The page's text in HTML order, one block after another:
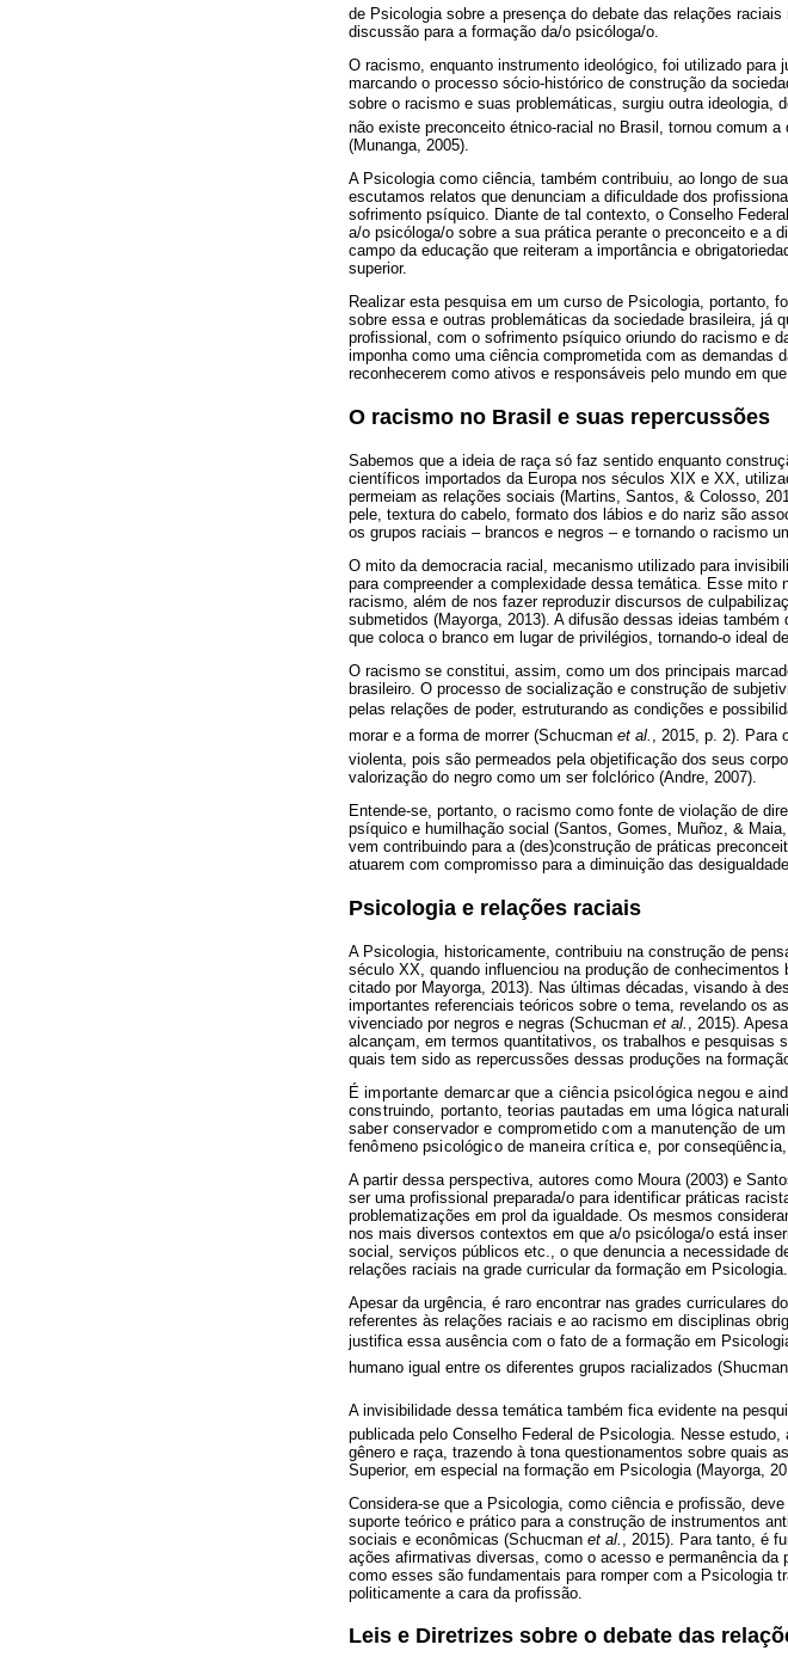
de Psicologia sobre a presença do debate das relações
discussão para a formação da/o psicóloga/o.
O racismo, enquanto instrumento ideológico, foi utilizado
marcando o processo sócio-histórico de construção da
sobre o racismo e suas problemáticas, surgiu outra ideologia,
não existe preconceito étnico-racial no Brasil, tornou comum
(Munanga, 2005).
A Psicologia como ciência, também contribuiu, ao longo de
escutamos relatos que denunciam a dificuldade dos
sofrimento psíquico. Diante de tal contexto, o Conselho
a/o psicóloga/o sobre a sua prática perante o preconceito e a
campo da educação que reiteram a importância e
superior.
Realizar esta pesquisa em um curso de Psicologia, portanto,
sobre essa e outras problemáticas da sociedade brasileira, já
profissional, com o sofrimento psíquico oriundo do racismo e
imponha como uma ciência comprometida com as demandas
reconhecerem como ativos e responsáveis pelo mundo em
O racismo no Brasil e suas repercussões
Sabemos que a ideia de raça só faz sentido enquanto
científicos importados da Europa nos séculos XIX e XX,
permeiam as relações sociais (Martins, Santos, & Colosso,
pele, textura do cabelo, formato dos lábios e do nariz são
os grupos raciais – brancos e negros – e tornando o racismo
O mito da democracia racial, mecanismo utilizado para
para compreender a complexidade dessa temática. Esse
racismo, além de nos fazer reproduzir discursos de
submetidos (Mayorga, 2013). A difusão dessas ideias
que coloca o branco em lugar de privilégios, tornando-o ideal
O racismo se constitui, assim, como um dos principais
brasileiro. O processo de socialização e construção de
pelas relações de poder, estruturando as condições e
morar e a forma de morrer (Schucman et al. , 2015, p. 2). Para
violenta, pois são permeados pela objetificação dos seus
valorização do negro como um ser folclórico (Andre, 2007).
Entende-se, portanto, o racismo como fonte de violação de
psíquico e humilhação social (Santos, Gomes, Muñoz, &
vem contribuindo para a (des)construção de práticas
atuarem com compromisso para a diminuição das
Psicologia e relações raciais
A Psicologia, historicamente, contribuiu na construção de
século XX, quando influenciou na produção de
citado por Mayorga, 2013). Nas últimas décadas, visando à
importantes referenciais teóricos sobre o tema, revelando os
vivenciado por negros e negras (Schucman et al.
, 2015).
alcançam, em termos quantitativos, os trabalhos e pesquisas
quais tem sido as repercussões dessas produções na
É importante demarcar que a ciência psicológica negou e
construindo, portanto, teorias pautadas em uma lógica
saber conservador e comprometido com a manutenção de
fenômeno psicológico de maneira crítica e, por
A partir dessa perspectiva, autores como Moura (2003) e
ser uma profissional preparada/o para identificar práticas
problematizações em prol da igualdade. Os mesmos
nos mais diversos contextos em que a/o psicóloga/o está
social, serviços públicos etc., o que denuncia a necessidade
relações raciais na grade curricular da formação em Psicologia.
Apesar da urgência, é raro encontrar nas grades curriculares
referentes às relações raciais e ao racismo em disciplinas
justifica essa ausência com o fato de a formação em
humano igual entre os diferentes grupos racializados
A invisibilidade dessa temática também fica evidente na
publicada pelo Conselho Federal de Psicologia. Nesse
gênero e raça, trazendo à tona questionamentos sobre quais
Superior, em especial na formação em Psicologia (Mayorga,
Considera-se que a Psicologia, como ciência e profissão,
suporte teórico e prático para a construção de instrumentos
sociais e econômicas (Schucman et al.
, 2015). Para tanto, é
ações afirmativas diversas, como o acesso e permanência da
como esses são fundamentais para romper com a Psicologia
politicamente a cara da profissão.
Leis e Diretrizes sobre o debate das